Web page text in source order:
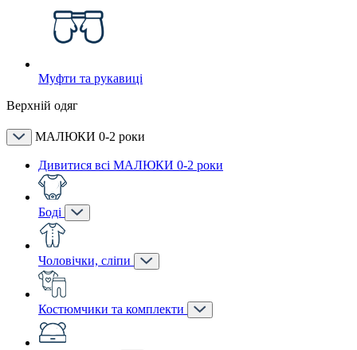
Муфти та рукавиці
Верхній одяг
МАЛЮКИ 0-2 роки
Дивитися всі МАЛЮКИ 0-2 роки
Боді
Чоловічки, сліпи
Костюмчики та комплекти